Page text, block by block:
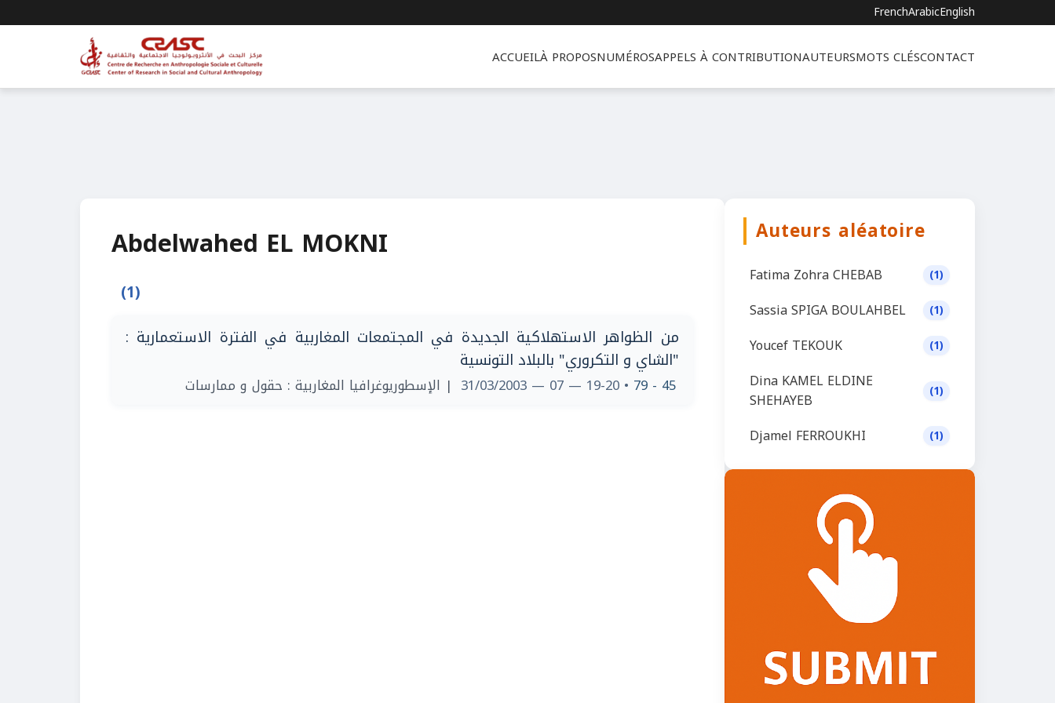
FrenchArabicEnglish
ACCUEILÀ PROPOSNUMÉROSAPPELS À CONTRIBUTIONAUTEURSMOTS CLÉSCONTACT
Abdelwahed EL MOKNI
(1)
من الظواهر الاستهلاكية الجديدة في المجتمعات المغاربية في الفترة الاستعمارية :
"الشاي و التكروري" بالبلاد التونسية
45 - 79
• 19-20 — 07 — 31/03/2003 | الإسطوريوغرافيا المغاربية : حقول و ممارسات
Auteurs aléatoire
Fatima Zohra CHEBAB (1)
Sassia SPIGA BOULAHBEL (1)
Youcef TEKOUK (1)
Dina KAMEL ELDINE
SHEHAYEB
(1)
Djamel FERROUKHI (1)